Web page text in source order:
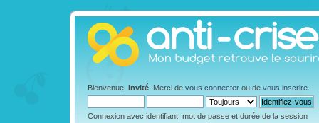
Bienvenue, Invité . Merci de vous connecter ou de vous inscrire
Connexion avec identifiant, mot de passe et durée de la session